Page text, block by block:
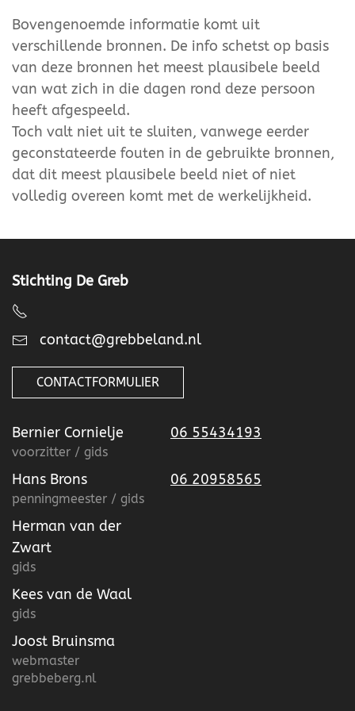
Bovengenoemde informatie komt uit
verschillende bronnen. De info schetst op basis
van deze bronnen het meest plausibele beeld
van wat zich in die dagen rond deze persoon
heeft afgespeeld.
Toch valt niet uit te sluiten, vanwege eerder
geconstateerde fouten in de gebruikte bronnen,
dat dit meest plausibele beeld niet of niet
volledig overeen komt met de werkelijkheid.
Stichting De Greb
contact@grebbeland.nl
CONTACTFORMULIER
Bernier Cornielje
voorzitter / gids
06 55434193
Hans Brons
penningmeester / gids
06 20958565
Herman van der
Zwart
gids
Kees van de Waal
gids
Joost Bruinsma
webmaster
grebbeberg.nl